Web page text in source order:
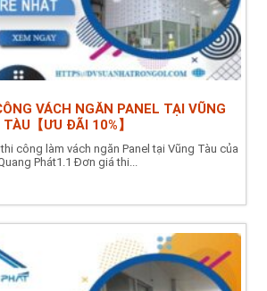
VÁCH NGĂN PANEL TẠI VŨNG
TÀU【ƯU ĐÃI 10%】
công làm vách ngăn Panel tại Vũng Tàu của
Phát1.1 Đơn giá thi...